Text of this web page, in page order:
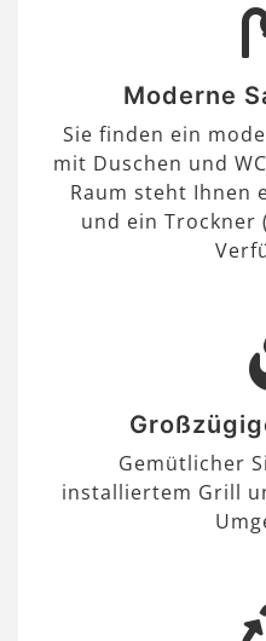
Moderne
Sie finden ein
mit Duschen und
Raum steht Ihnen
und ein Trockner
Gemütlicher
installiertem Grill